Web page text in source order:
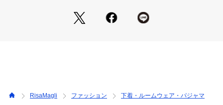
うなアイテムになれますように。ワンランク上の美しさを演出
した 「Risa Magli Reine（レーヌ）」ブランドの世界観をお
ョーツラインが響きません。通気性がよく、快適にご着用いた
RisaMagli ファッション
下着・ルームウェア・パジャマ